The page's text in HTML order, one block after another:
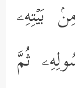
بَیۡتِهِۦ
ثُمَّ